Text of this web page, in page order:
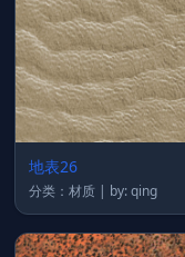
地表26
分类：材质 | by: qing